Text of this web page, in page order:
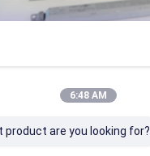
6:48 AM
product are you looking for?